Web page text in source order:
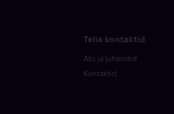
Telia kontaktid
Abi ja juhendid
Kontaktid